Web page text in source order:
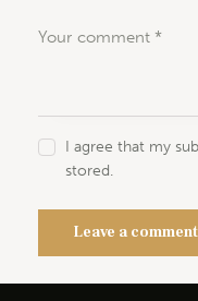
I agree that my
stored.